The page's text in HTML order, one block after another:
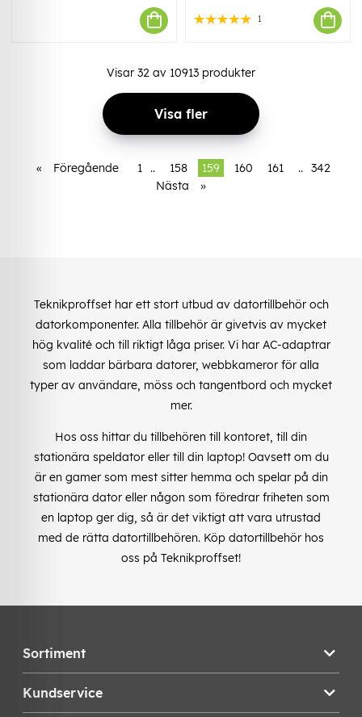
1
Visar 32 av 10913 produkter
Visa fler
« Föregående 1 .. 158 159 160 161 .. 342
Nästa
»
Teknikproffset har ett stort utbud av datortillbehör och
datorkomponenter. Alla tillbehör är givetvis av mycket
hög kvalité och till riktigt låga priser. Vi har AC-adaptrar
som laddar bärbara datorer, webbkameror för alla
typer av användare, möss och tangentbord och mycket
mer.
Hos oss hittar du tillbehören till kontoret, till din
stationära speldator eller till din laptop! Oavsett om du
är en gamer som mest sitter hemma och spelar på din
stationära dator eller någon som föredrar friheten som
en laptop ger dig, så är det viktigt att vara utrustad
med de rätta datortillbehören. Köp datortillbehör hos
oss på Teknikproffset!
Sortiment
Kundservice